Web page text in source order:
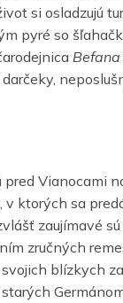
si osladzujú
pyré so
Befana
pred Vianocami
v ktorých sa
zaujímavé
zručných
blízkych